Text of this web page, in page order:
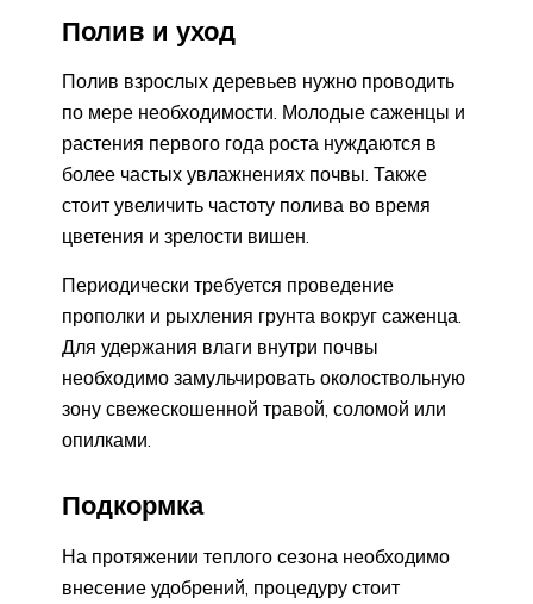
Полив и уход
Полив взрослых деревьев нужно проводить
по мере необходимости. Молодые саженцы и
растения первого года роста нуждаются в
более частых увлажнениях почвы. Также
стоит увеличить частоту полива во время
цветения и зрелости вишен.
Периодически требуется проведение
прополки и рыхления грунта вокруг саженца.
Для удержания влаги внутри почвы
необходимо замульчировать околоствольную
зону свежескошенной травой, соломой или
опилками.
Подкормка
На протяжении теплого сезона необходимо
внесение удобрений, процедуру стоит